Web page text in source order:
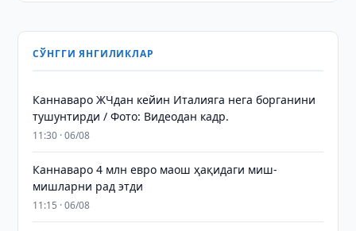
СЎНГГИ ЯНГИЛИКЛАР
Каннаваро ЖЧдан кейин Италияга нега борганини
тушунтирди / Фото: Видеодан кадр.
11:30 · 06/08
Каннаваро 4 млн евро маош ҳақидаги миш-
мишларни рад этди
11:15 · 06/08